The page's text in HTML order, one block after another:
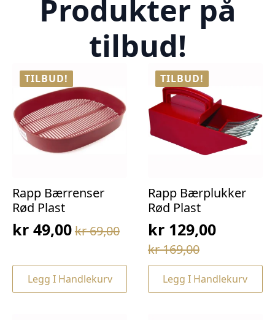
Produkter på
tilbud!
TILBUD!
Rapp Bærrenser
Rød Plast
kr69,00
Opprinnelig
var:
kr 69,00.
kr 49,00
Nåværende
er:
kr 49,00.
Legg I Handlekurv
TILBUD!
Rapp Bærplukker
Rød Plast
kr169,00
Opprinnelig
pris
var:
kr129,00
Nåværende
pris
er:Legg I Handlekurv